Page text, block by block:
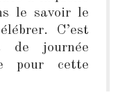
le savoir le
C’est
journée
pour cette